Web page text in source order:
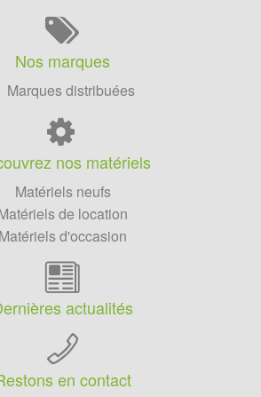
Nos marques
Marques distribuées
nos matériels
Matériels neufs
de location
Matériels d'occasion
actualités
en contact